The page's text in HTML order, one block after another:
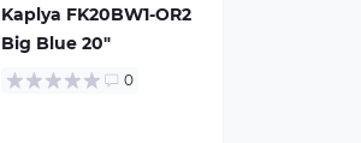
Kaplya FK20BW1-OR2
Big Blue 20"
0